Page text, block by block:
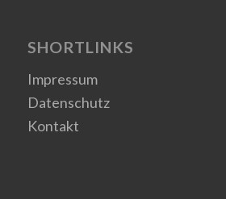
SHORTLINKS
Impressum
Datenschutz
Kontakt